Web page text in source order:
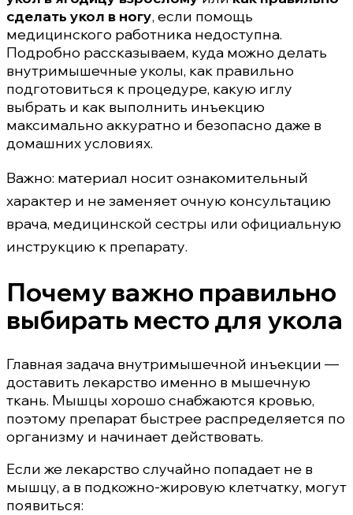
сделать укол в ногу, если помощь
медицинского работника недоступна.
Подробно рассказываем, куда можно делать
внутримышечные уколы, как правильно
подготовиться к процедуре, какую иглу
выбрать и как выполнить инъекцию
максимально аккуратно и безопасно даже в
домашних условиях.
Важно: материал носит ознакомительный
характер и не заменяет очную консультацию
врача, медицинской сестры или официальную
инструкцию к препарату.
Почему важно правильно
выбирать место для укола
Главная задача внутримышечной инъекции —
доставить лекарство именно в мышечную
ткань. Мышцы хорошо снабжаются кровью,
поэтому препарат быстрее распределяется по
организму и начинает действовать.
Если же лекарство случайно попадает не в
мышцу, а в подкожно-жировую клетчатку, могут
появиться: